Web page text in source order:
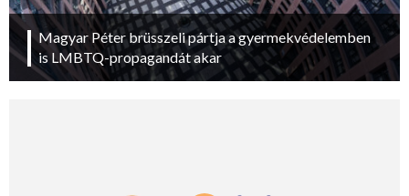
Magyar Péter brüsszeli pártja a gyermekvédelemben
is LMBTQ-propagandát akar